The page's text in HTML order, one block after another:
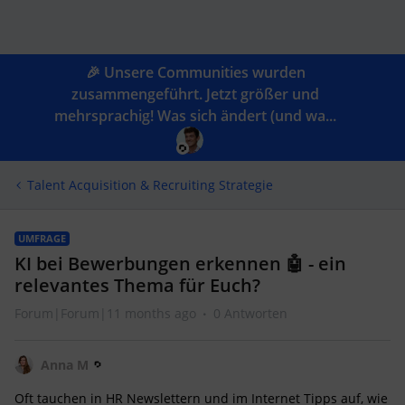
🎉 Unsere Communities wurden
zusammengeführt. Jetzt größer und
mehrsprachig! Was sich ändert (und wa...
Talent Acquisition & Recruiting Strategie
UMFRAGE
KI bei Bewerbungen erkennen 🤖 - ein
relevantes Thema für Euch?
Forum|Forum|11 months ago 0 Antworten
Anna M
Oft tauchen in HR Newslettern und im Internet Tipps auf, wie